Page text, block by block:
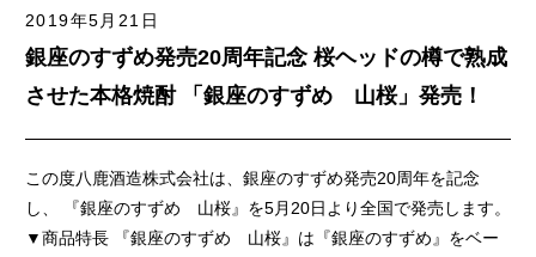
2019年5月21日
銀座のすずめ発売20周年記念 桜ヘッドの樽で熟成
させた本格焼酎 「銀座のすずめ 山桜」発売！
この度八鹿酒造株式会社は、銀座のすずめ発売20周年を記念
し、 『銀座のすずめ 山桜』を5月20日より全国で発売します。
▼商品特長 『銀座のすずめ 山桜』は『銀座のすずめ』をベー